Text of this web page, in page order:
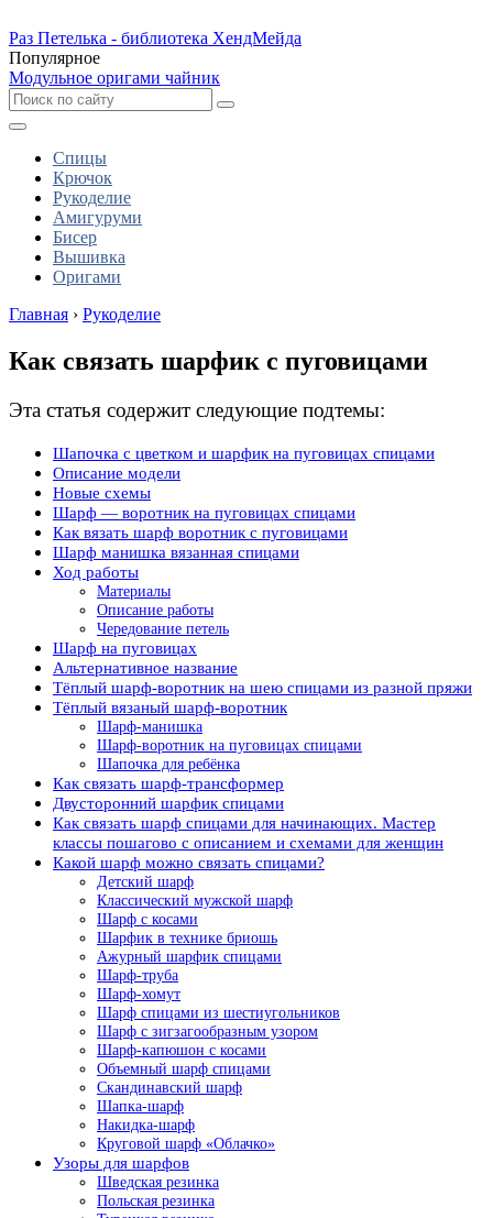
Раз Петелька - библиотека ХендМейда
Популярное
Модульное оригами чайник
Спицы
Крючок
Рукоделие
Амигуруми
Бисер
Вышивка
Оригами
Главная › Рукоделие
Как связать шарфик с пуговицами
Эта статья содержит следующие подтемы:
Шапочка с цветком и шарфик на пуговицах спицами
Описание модели
Новые схемы
Шарф — воротник на пуговицах спицами
Как вязать шарф воротник с пуговицами
Шарф манишка вязанная спицами
Ход работы
Материалы
Описание работы
Чередование петель
Шарф на пуговицах
Альтернативное название
Тёплый шарф-воротник на шею спицами из разной пряжи
Тёплый вязаный шарф-воротник
Шарф-манишка
Шарф-воротник на пуговицах спицами
Шапочка для ребёнка
Как связать шарф-трансформер
Двусторонний шарфик спицами
Как связать шарф спицами для начинающих. Мастер
классы пошагово с описанием и схемами для женщин
Какой шарф можно связать спицами?
Детский шарф
Классический мужской шарф
Шарф с косами
Шарфик в технике бриошь
Ажурный шарфик спицами
Шарф-труба
Шарф-хомут
Шарф спицами из шестиугольников
Шарф с зигзагообразным узором
Шарф-капюшон с косами
Объемный шарф спицами
Скандинавский шарф
Шапка-шарф
Накидка-шарф
Круговой шарф «Облачко»
Узоры для шарфов
Шведская резинка
Польская резинка